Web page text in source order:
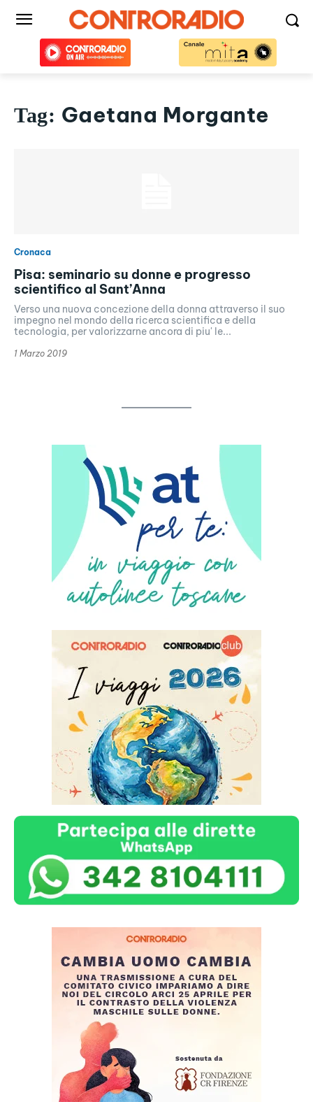
Tag: Gaetana Morgante
Cronaca
Pisa: seminario su donne e progresso
scientifico al Sant’Anna
Verso una nuova concezione della donna attraverso il suo
impegno nel mondo della ricerca scientifica e della
tecnologia, per valorizzarne ancora di piu' le...
1 Marzo 2019